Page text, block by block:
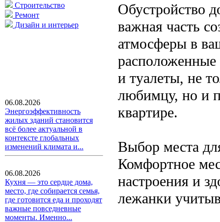
Строительство
Ремонт
Дизайн и интерьер
06.08.2026
Энергоэффективность
жилых зданий становится
всё более актуальной в
контексте глобальных
изменений климата и...
06.08.2026
Кухня — это сердце дома,
место, где собирается семья,
где готовится еда и проходят
важные повседневные
моменты. Именно...
Обустройство
важная часть
атмосферы в
расположенные
и туалеты, не
любимцу, но и
квартире.
Выбор места
Комфортное
настроения и
лежанки